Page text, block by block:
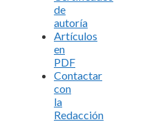
de
autoría
Artículos
en
PDF
Contactar
con
la
Redacción